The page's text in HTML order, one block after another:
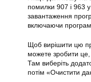
помилки 907 і 963 у
завантаження
включаючи
Щоб вирішити цю
можете зробити
Там виберіть
потім «Очистити